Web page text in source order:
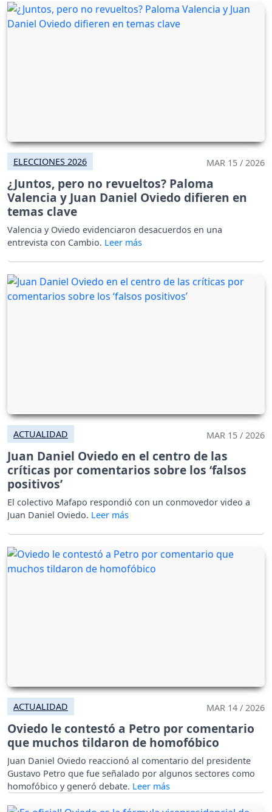
ELECCIONES 2026 MAR 15 / 2026
¿Juntos, pero no revueltos? Paloma
Valencia y Juan Daniel Oviedo difieren en
temas clave
Valencia y Oviedo evidenciaron desacuerdos en una
entrevista con Cambio.
ACTUALIDAD MAR 15 / 2026
Juan Daniel Oviedo en el centro de las
críticas por comentarios sobre los ‘falsos
positivos’
El colectivo Mafapo respondió con un conmovedor video a
Juan Daniel Oviedo.
ACTUALIDAD MAR 14 / 2026
Oviedo le contestó a Petro por comentario
que muchos tildaron de homofóbico
Juan Daniel Oviedo reaccionó al comentario del presidente
Gustavo Petro que fue señalado por algunos sectores como
homofóbico y generó debate.